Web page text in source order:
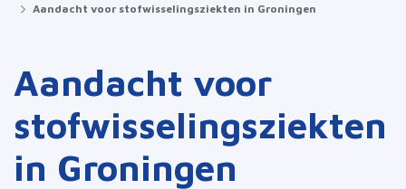
Aandacht voor stofwisselingsziekten in Groningen
Aandacht voor
stofwisselingsziekten
in Groningen